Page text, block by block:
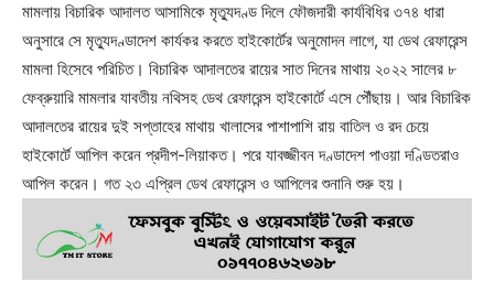
মামলায় বিচারিক আদালত আসামিকে মৃত্যুদণ্ড দিলে ফৌজদারী কার্যবিধির ৩৭৪ ধারা
অনুসারে সে মৃত্যুদণ্ডাদেশ কার্যকর করতে হাইকোর্টের অনুমোদন লাগে, যা ডেথ রেফারেন্স
মামলা হিসেবে পরিচিত। বিচারিক আদালতের রায়ের সাত দিনের মাথায় ২০২২ সালের ৮
ফেব্রুয়ারি মামলার যাবতীয় নথিসহ ডেথ রেফারেন্স হাইকোর্টে এসে পৌঁছায়। আর বিচারিক
আদালতের রায়ের দুই সপ্তাহের মাথায় খালাসের পাশাপাশি রায় বাতিল ও রদ চেয়ে
হাইকোর্টে আপিল করেন প্রদীপ-লিয়াকত। পরে যাবজ্জীবন দণ্ডাদেশ পাওয়া দণ্ডিতরাও
আপিল করেন। গত ২৩ এপ্রিল ডেথ রেফারেন্স ও আপিলের শুনানি শুরু হয়।